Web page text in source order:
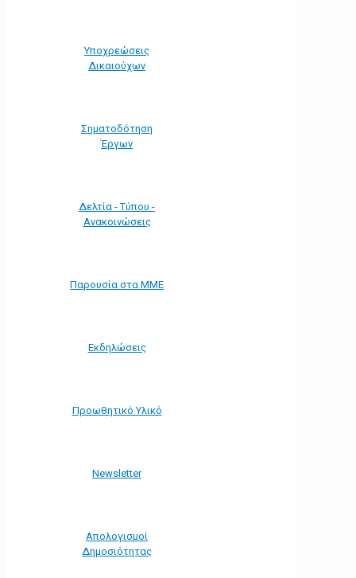
Υποχρεώσεις
Δικαιούχων
Σηματοδότηση
Έργων
Δελτία - Τύπου -
Ανακοινώσεις
Παρουσία στα ΜΜΕ
Εκδηλώσεις
Προωθητικό Υλικό
Νewsletter
Απολογισμοί
Δημοσιότητας